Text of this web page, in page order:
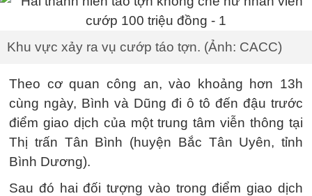
Khu vực xảy ra vụ cướp táo tợn. (Ảnh: CACC)
Theo cơ quan công an, vào khoảng hơn 13h
cùng ngày, Bình và Dũng đi ô tô đến đậu trước
điểm giao dịch của một trung tâm viễn thông tại
Thị trấn Tân Bình (huyện Bắc Tân Uyên, tỉnh
Bình Dương).
Sau đó hai đối tượng vào trong điểm giao dịch